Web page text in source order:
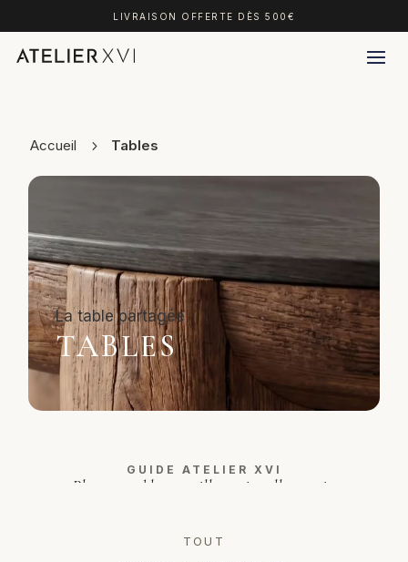
LIVRAISON OFFERTE DÈS 500€
Accueil Tables
TABLES
GUIDE ATELIER XVI
Plus une table accueille, moins elle se voit.
TOUT